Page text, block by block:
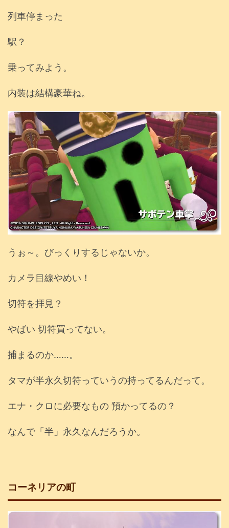
列車停まった
駅？
乗ってみよう。
内装は結構豪華ね。
うぉ～。びっくりするじゃないか。
カメラ目線やめい！
切符を拝見？
やばい 切符買ってない。
捕まるのか……。
タマが半永久切符っていうの持ってるんだって。
エナ・クロに必要なもの 預かってるの？
なんで「半」永久なんだろうか。
コーネリアの町